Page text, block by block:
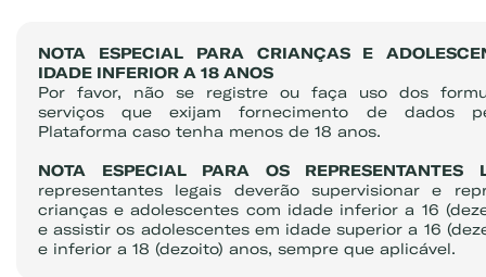
NOTA ESPECIAL PARA CRIANÇAS E
IDADE INFERIOR A 18 ANOS
Por favor, não se registre ou faça uso dos
serviços que exijam fornecimento de dados
Plataforma caso tenha menos de 18 anos.
NOTA ESPECIAL PARA OS REPRESENTANTES
representantes legais deverão supervisionar e
crianças e adolescentes com idade inferior a 16
e assistir os adolescentes em idade superior a 16
e inferior a 18 (dezoito) anos, sempre que aplicável.